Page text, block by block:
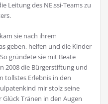
Leitung des NE.ssi-Teams zu
sie nach ihrem
geben, helfen und die Kinder
gründete sie mit Beate
2008 die Bürgerstiftung und
tollstes Erlebnis in den
mir stolz seine
Tränen in den Augen